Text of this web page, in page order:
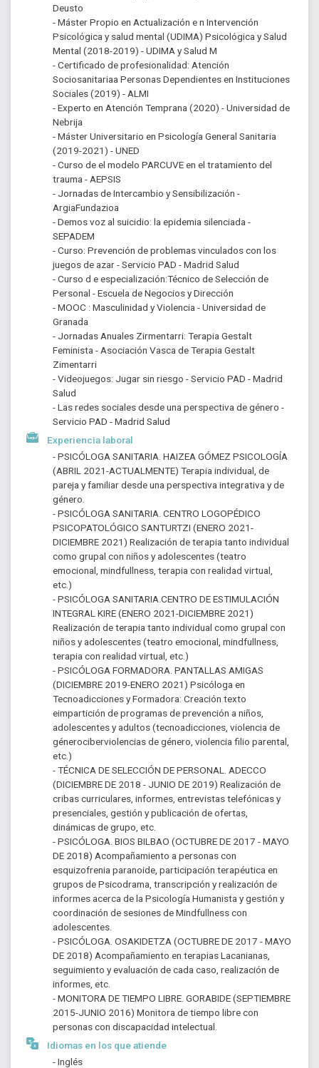
Deusto
- Máster Propio en Actualización e n Intervención
Psicológica y salud mental (UDIMA) Psicológica y Salud
Mental (2018-2019) - UDIMA y Salud M
- Certificado de profesionalidad: Atención
Sociosanitariaa Personas Dependientes en Instituciones
Sociales (2019) - ALMI
- Experto en Atención Temprana (2020) - Universidad de
Nebrija
- Máster Universitario en Psicología General Sanitaria
(2019-2021) - UNED
- Curso de el modelo PARCUVE en el tratamiento del
trauma - AEPSIS
- Jornadas de Intercambio y Sensibilización -
ArgiaFundazioa
- Demos voz al suicidio: la epidemia silenciada -
SEPADEM
- Curso: Prevención de problemas vinculados con los
juegos de azar - Servicio PAD - Madrid Salud
- Curso d e especialización:Técnico de Selección de
Personal - Escuela de Negocios y Dirección
- MOOC : Masculinidad y Violencia - Universidad de
Granada
- Jornadas Anuales Zirmentarri: Terapia Gestalt
Feminista - Asociación Vasca de Terapia Gestalt
Zimentarri
- Videojuegos: Jugar sin riesgo - Servicio PAD - Madrid
Salud
- Las redes sociales desde una perspectiva de género -
Servicio PAD - Madrid Salud
Experiencia laboral
- PSICÓLOGA SANITARIA. HAIZEA GÓMEZ PSICOLOGÍA
(ABRIL 2021-ACTUALMENTE) Terapia individual, de
pareja y familiar desde una perspectiva integrativa y de
género.
- PSICÓLOGA SANITARIA. CENTRO LOGOPÉDICO
PSICOPATOLÓGICO SANTURTZI (ENERO 2021-
DICIEMBRE 2021) Realización de terapia tanto individual
como grupal con niños y adolescentes (teatro
emocional, mindfullness, terapia con realidad virtual,
etc.)
- PSICÓLOGA SANITARIA.CENTRO DE ESTIMULACIÓN
INTEGRAL KIRE (ENERO 2021-DICIEMBRE 2021)
Realización de terapia tanto individual como grupal con
niños y adolescentes (teatro emocional, mindfullness,
terapia con realidad virtual, etc.)
- PSICÓLOGA FORMADORA. PANTALLAS AMIGAS
(DICIEMBRE 2019-ENERO 2021) Psicóloga en
Tecnoadicciones y Formadora: Creación texto
eimpartición de programas de prevención a niños,
adolescentes y adultos (tecnoadicciones, violencia de
génerociberviolencias de género, violencia filio parental,
etc.)
- TÉCNICA DE SELECCIÓN DE PERSONAL. ADECCO
(DICIEMBRE DE 2018 - JUNIO DE 2019) Realización de
cribas curriculares, informes, entrevistas telefónicas y
presenciales, gestión y publicación de ofertas,
dinámicas de grupo, etc.
- PSICÓLOGA. BIOS BILBAO (OCTUBRE DE 2017 - MAYO
DE 2018) Acompañamiento a personas con
esquizofrenia paranoide, participación terapéutica en
grupos de Psicodrama, transcripción y realización de
informes acerca de la Psicología Humanista y gestión y
coordinación de sesiones de Mindfullness con
adolescentes.
- PSICÓLOGA. OSAKIDETZA (OCTUBRE DE 2017 - MAYO
DE 2018) Acompañamiento en terapias Lacanianas,
seguimiento y evaluación de cada caso, realización de
informes, etc.
- MONITORA DE TIEMPO LIBRE. GORABIDE (SEPTIEMBRE
2015-JUNIO 2016) Monitora de tiempo libre con
personas con discapacidad intelectual.
Idiomas en los que atiende
- Inglés